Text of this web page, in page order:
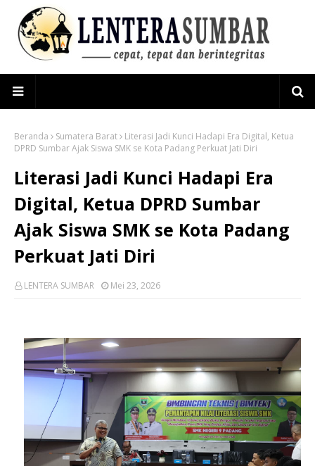
Beranda Sumatera Barat
Literasi Jadi Kunci Hadapi Era Digital, Ketua
DPRD Sumbar Ajak Siswa SMK se Kota Padang Perkuat Jati Diri
Literasi Jadi Kunci Hadapi Era
Digital, Ketua DPRD Sumbar
Ajak Siswa SMK se Kota Padang
Perkuat Jati Diri
LENTERA SUMBAR Mei 23, 2026